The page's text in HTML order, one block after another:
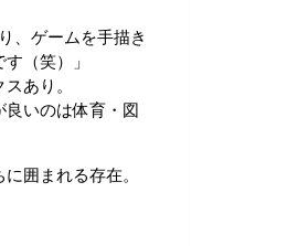
、ゲームを手描き
（笑）」
あり。
いのは体育・図
囲まれる存在。